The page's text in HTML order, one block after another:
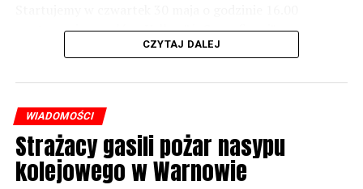
występami zespołów „Yellow” i „Specyficzni”.
CZYTAJ DALEJ
WIADOMOŚCI
Strażacy gasili pożar nasypu
kolejowego w Warnowie